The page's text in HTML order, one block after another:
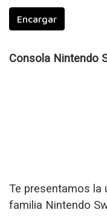
Encargar
Consola Nintendo
Te presentamos la
familia Nintendo